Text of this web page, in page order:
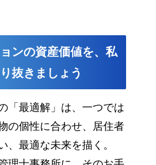
ンの資産価値を、私
抜きましょう
「最適解」は、一つでは
の個性に合わせ、居住者
、最適な未来を描く。